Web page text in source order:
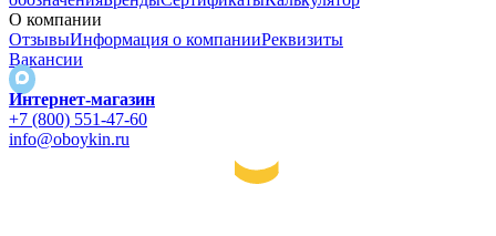
О компании
ОтзывыИнформация о компанииРеквизиты
Вакансии
Интернет-магазин
+7 (800) 551-47-60
info@oboykin.ru